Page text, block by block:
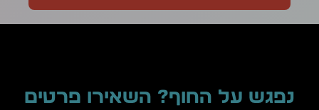
נפגש על החוף? השאירו פרטים